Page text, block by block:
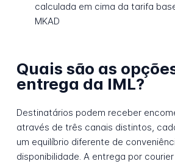
calculada em cima da tarifa
MKAD
Quais são as
entrega da IML?
Destinatários podem receber
através de três canais distintos,
um equilíbrio diferente de
disponibilidade. A entrega por